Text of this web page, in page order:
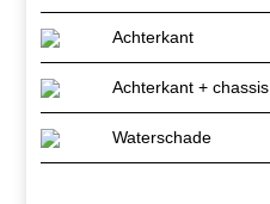
Achterkant
Achterkant + chassis
Waterschade